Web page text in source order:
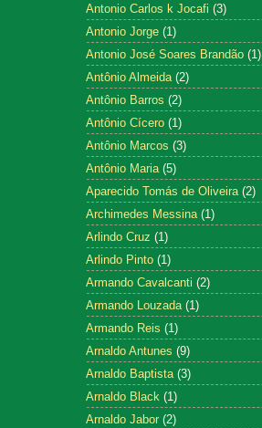
Antonio Carlos k Jocafi (3)
Antonio Jorge (1)
Antonio José Soares Brandão (1)
Antônio Almeida (2)
Antônio Barros (2)
Antônio Cícero (1)
Antônio Marcos (3)
Antônio Maria (5)
Aparecido Tomás de Oliveira (2)
Archimedes Messina (1)
Arlindo Cruz (1)
Arlindo Pinto (1)
Armando Cavalcanti (2)
Armando Louzada (1)
Armando Reis (1)
Arnaldo Antunes (9)
Arnaldo Baptista (3)
Arnaldo Black (1)
Arnaldo Jabor (2)